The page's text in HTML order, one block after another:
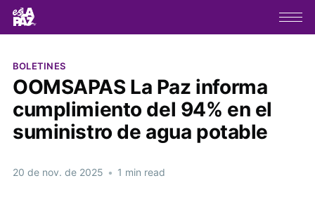
BOLETINES
OOMSAPAS La Paz informa
cumplimiento del 94% en el
suministro de agua potable
20 de nov. de 2025 • 1 min read